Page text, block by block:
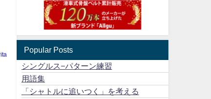
Popular Posts
シングルス−パターン練習
用語集
「シャトルに追いつく」を考える